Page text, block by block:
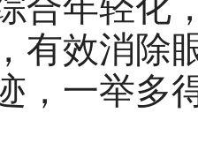
有效消除
，一举多